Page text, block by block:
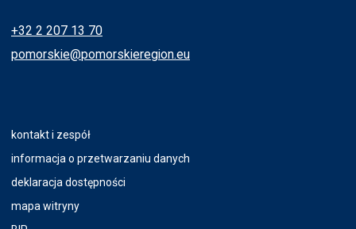
+32 2 207 13 70
pomorskie@pomorskieregion.eu
kontakt i zespół
informacja o przetwarzaniu danych
deklaracja dostępności
mapa witryny